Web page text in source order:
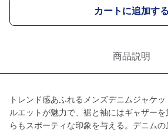
カートに追加する
商品説明
トレンド感あふれるメンズデニムジャケ
ルエットが魅力で、裾と袖にはギャザー
らもスポーティな印象を与える。デニムの